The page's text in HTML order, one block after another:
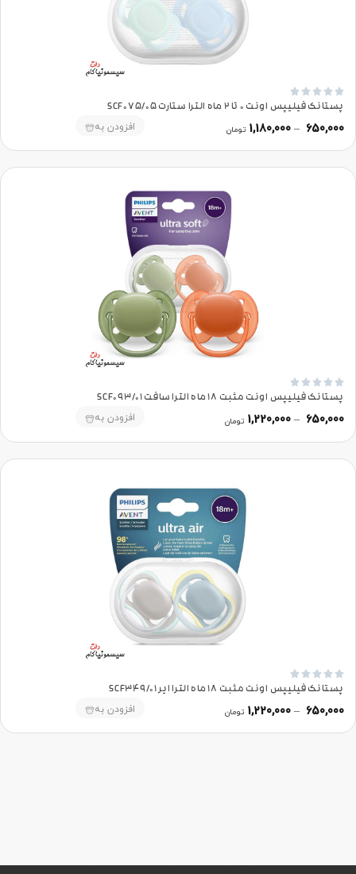





پستانک فیلیپس اونت 0 تا 2 ماه الترا ستارت SCF075/05
650,000
–
1,180,000 تومان افزودن به





پستانک فیلیپس اونت مثبت 18 ماه الترا سافت SCF093/01
650,000
–
1,220,000 تومان افزودن به





پستانک فیلیپس اونت مثبت 18 ماه الترا ایر SCF349/01
650,000
–
1,220,000 تومان افزودن به